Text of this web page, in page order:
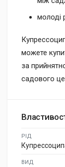
молоді
можете
за
садового
РІД
ВИД